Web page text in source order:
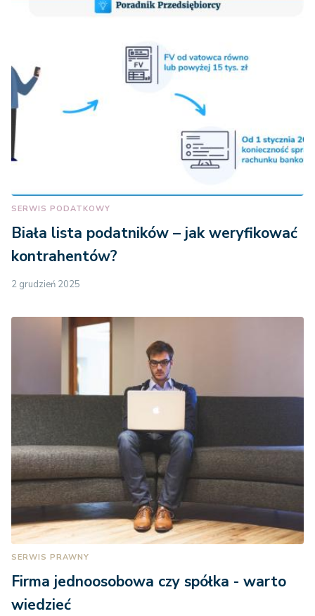
SERWIS PODATKOWY
Biała lista podatników – jak weryfikować
kontrahentów?
2 grudzień 2025
SERWIS PRAWNY
Firma jednoosobowa czy spółka - warto
wiedzieć